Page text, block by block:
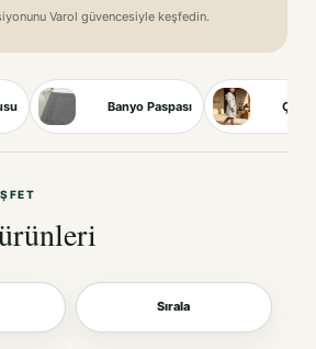
Varol güvencesiyle keşfedin.
Banyo Paspası
Sırala